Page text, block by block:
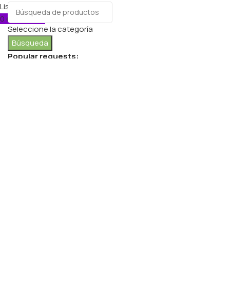
Seleccione la categoría
Búsqueda
Popular requests:
Lista de deseos
0 elementosCarro